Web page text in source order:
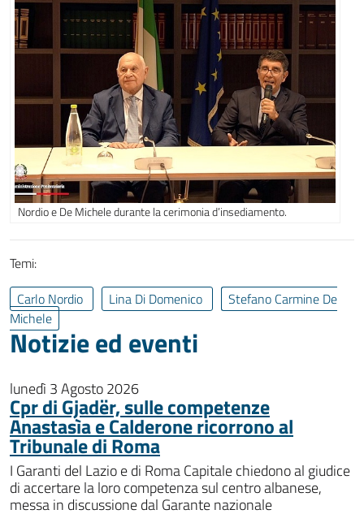
Nordio e De Michele durante la cerimonia d’insediamento.
Temi:
Carlo Nordio
Lina Di Domenico
Stefano Carmine De
Michele
Notizie ed eventi
lunedì 3 Agosto 2026
Cpr di Gjadër, sulle competenze
Anastasìa e Calderone ricorrono al
Tribunale di Roma
I Garanti del Lazio e di Roma Capitale chiedono al giudice
di accertare la loro competenza sul centro albanese,
messa in discussione dal Garante nazionale